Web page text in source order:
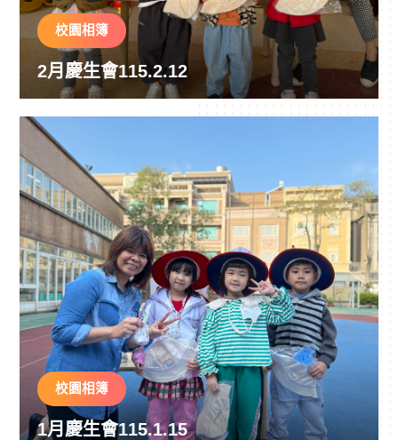
校園相簿
2月慶生會115.2.12
校園相簿
1月慶生會115.1.15